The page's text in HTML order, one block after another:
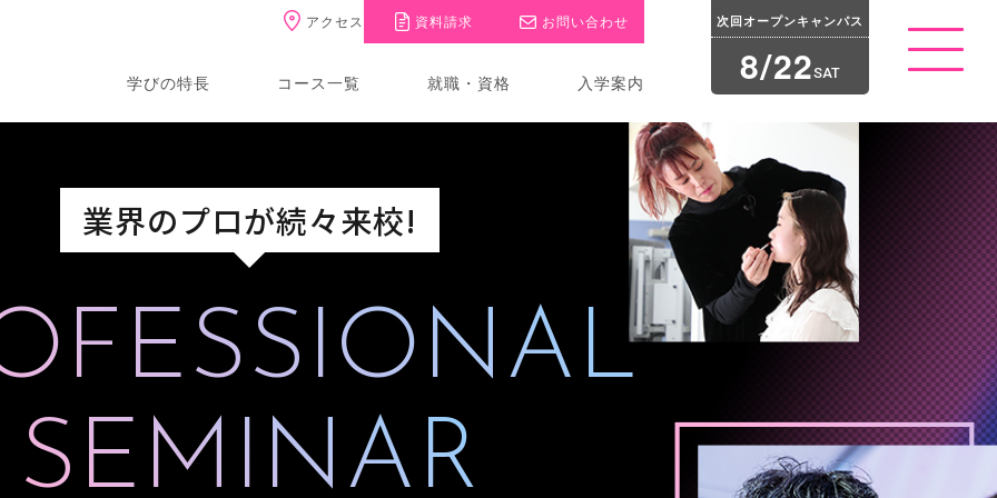
アクセス 資料請求 お問い合わせ
学びの特長 コース一覧 就職・資格 入学案内
次回オープンキャンパス
8/22SAT
t
o
l
g
a
t
i
o
n
業界のプロが続々来校!
SEMINAR